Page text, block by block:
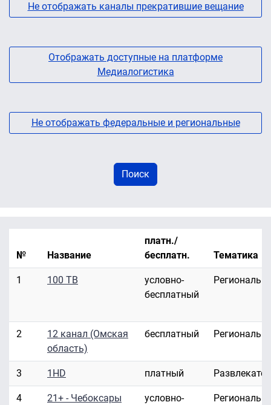
Не отображать каналы прекратившие вещание
Отображать доступные на платформе
Медиалогистика
Не отображать федеральные и региональные
№ Название
платн./
бесплатн.
Тематика
1 100 ТВ
условно-
бесплатный
2
12 канал (Омская
область)
бесплатный
3 1HD платный
4 21+ - Чебоксары
условно-